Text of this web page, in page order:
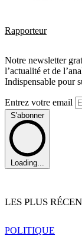
Rapporteur
Notre newsletter
l’actualité et de
Indispensable pour
Entrez votre email
S'abonner
Loading...
LES PLUS
POLITIQUE